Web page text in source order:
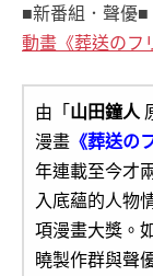
■新番組．聲優■
動畫《葬送のフ
由「山田鐘人
漫畫 《葬送の
年連載至今才
入底蘊的人物
項漫畫大獎。
曉製作群與聲